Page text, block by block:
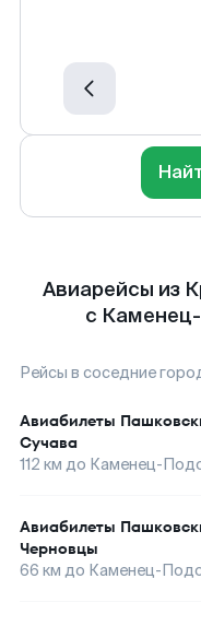
Авиарейсы из
с
Рейсы в соседние
Авиабилеты
Сучава
112 км до Каменец-
Авиабилеты
Черновцы
66 км до Каменец-